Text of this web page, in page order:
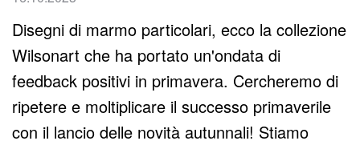
Disegni di marmo particolari, ecco la collezione
Wilsonart che ha portato un'ondata di
feedback positivi in primavera. Cercheremo di
ripetere e moltiplicare il successo primaverile
con il lancio delle novità autunnali! Stiamo